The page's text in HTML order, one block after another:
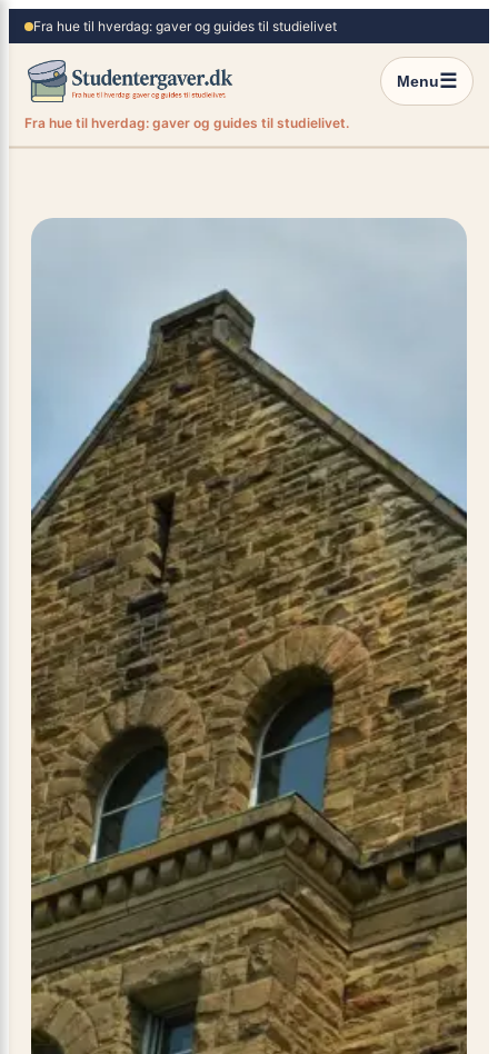
Spring
til
indhold
Fra hue til hverdag: gaver og guides til studielivet
Menu☰
Fra hue til hverdag: gaver og guides til studielivet.